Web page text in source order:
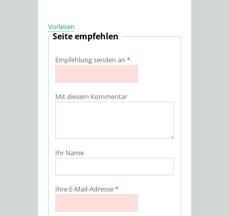
Vorlesen
Seite empfehlen
Empfehlung senden an *
Mit diesem Kommentar
Ihr Name
Ihre E-Mail-Adresse*